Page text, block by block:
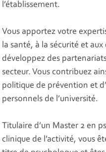
l’établissement.
Vous apportez votre
la santé, à la sécurité et
développez des
secteur. Vous contribuez
politique de prévention et
personnels de l’université.
Titulaire d’un Master 2 en
clinique de l’activité, vous